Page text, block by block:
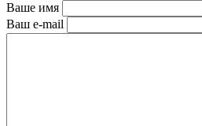
Ваше имя
Ваш e-mail